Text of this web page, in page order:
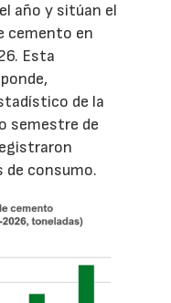
año y sitúan el
cemento en
Esta
de la
semestre de
de consumo.